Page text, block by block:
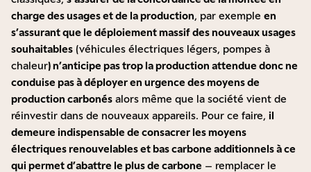
charge des usages et de la production, par exemple en
s’assurant que le déploiement massif des nouveaux usages
souhaitables (véhicules électriques légers, pompes à
chaleur) n’anticipe pas trop la production attendue donc ne
conduise pas à déployer en urgence des moyens de
production carbonés alors même que la société vient de
réinvestir dans de nouveaux appareils. Pour ce faire, il
demeure indispensable de consacrer les moyens
électriques renouvelables et bas carbone additionnels à ce
qui permet d’abattre le plus de carbone – remplacer le